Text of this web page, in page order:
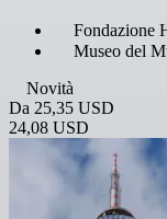
Fondazione
Museo del
Novità
Da 25,35 USD
24,08 USD